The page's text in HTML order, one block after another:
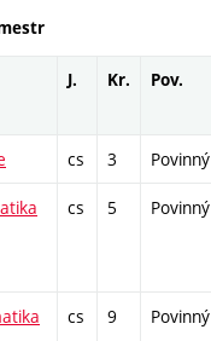
J. Kr. Pov.
cs 3 Povinný
cs 5 Povinný
cs 9 Povinný